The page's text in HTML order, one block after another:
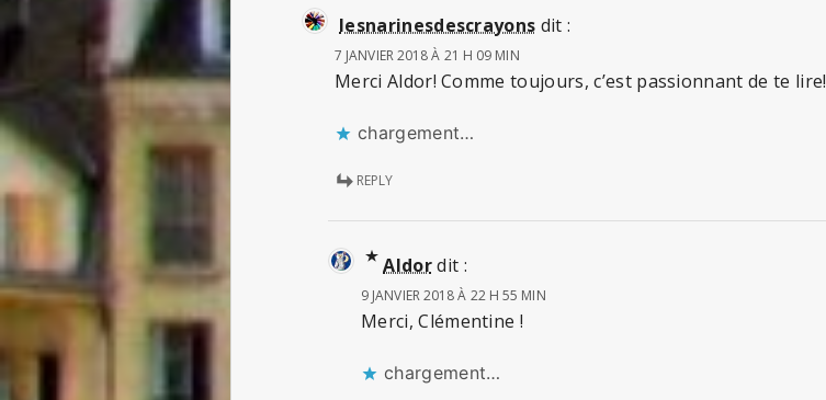
lesnarinesdescrayons dit :
7 JANVIER 2018 À 21 H 09 MIN
Merci Aldor! Comme toujours, c’est passionnant de te lire!
chargement…
REPLY
Aldordit :
9 JANVIER 2018 À 22 H 55 MIN
Merci, Clémentine !
chargement…